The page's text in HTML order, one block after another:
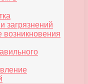
загрязнений